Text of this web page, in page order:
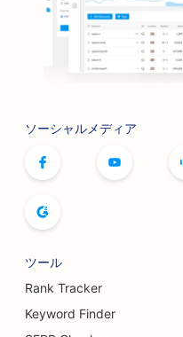
ソーシャルメディア
ツール
Rank Tracker
Keyword Finder